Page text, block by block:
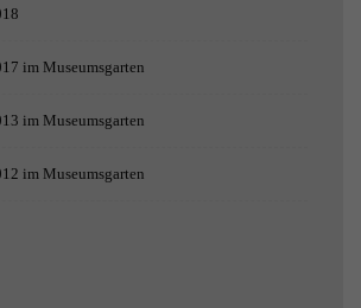
im Museumsgarten
im Museumsgarten
im Museumsgarten